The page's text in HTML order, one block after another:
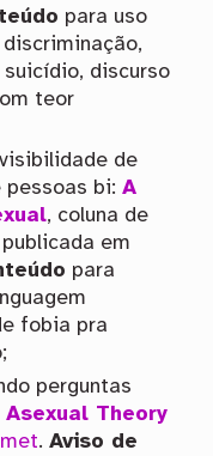
para uso
discurso
teor
de
pessoas bi:A
, coluna de
em
para
fobia pra
perguntas
Asexual Theory
.Aviso de